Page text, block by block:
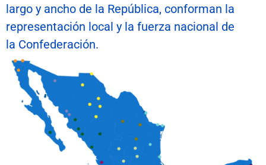
largo y ancho de la República, conforman la
representación local y la fuerza nacional de
la Confederación.